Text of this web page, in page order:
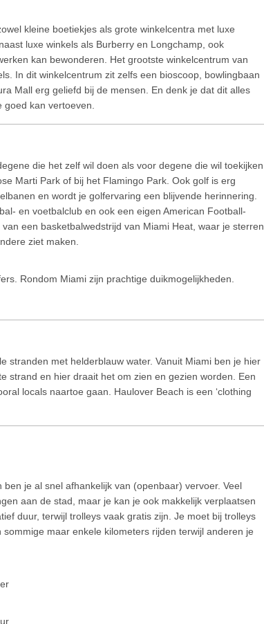
kleine boetiekjes als grote winkelcentra met luxe
luxe winkels als Burberry en Longchamp, ook
kan bewonderen. Het grootste winkelcentrum van
In dit winkelcentrum zit zelfs een bioscoop, bowlingbaan
Mall erg geliefd bij de mensen. En denk je dat dit alles
kan vertoeven.
die het zelf wil doen als voor degene die wil toekijken.
Marti Park of bij het Flamingo Park. Ook golf is erg
en wordt je golfervaring een blijvende herinnering.
en voetbalclub en ook een eigen American Football-
een basketbalwedstrijd van Miami Heat, waar je sterren
ziet maken.
Rondom Miami zijn prachtige duikmogelijkheden.
stranden met helderblauw water. Vanuit Miami ben je hier
strand en hier draait het om zien en gezien worden. Een
locals naartoe gaan. Haulover Beach is een ‘clothing
je al snel afhankelijk van (openbaar) vervoer. Veel
aan de stad, maar je kan je ook makkelijk verplaatsen
duur, terwijl trolleys vaak gratis zijn. Je moet bij trolleys
maar enkele kilometers rijden terwijl anderen je